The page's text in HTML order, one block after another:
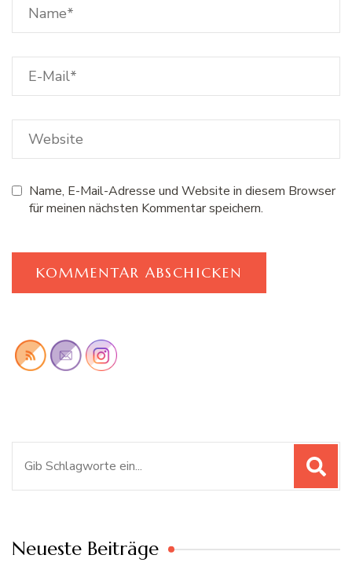
Name, E-Mail-Adresse und Website in diesem Browser
für meinen nächsten Kommentar speichern.
Neueste Beiträge